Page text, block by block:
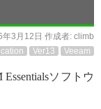
3月12日 作成者: climb
Ver13 Veeam
Essentialsソフトウ